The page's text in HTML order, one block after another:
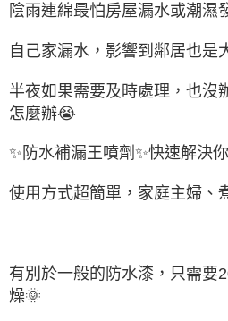
陰雨連綿最怕房屋漏水或潮濕
自己家漏水，影響到鄰居也是
半夜如果需要及時處理，也沒
怎麼辦😭
✨防水補漏王噴劑✨快速解決你
使用方式超簡單，家庭主婦、
有別於一般的防水漆，只需要
燥🌞